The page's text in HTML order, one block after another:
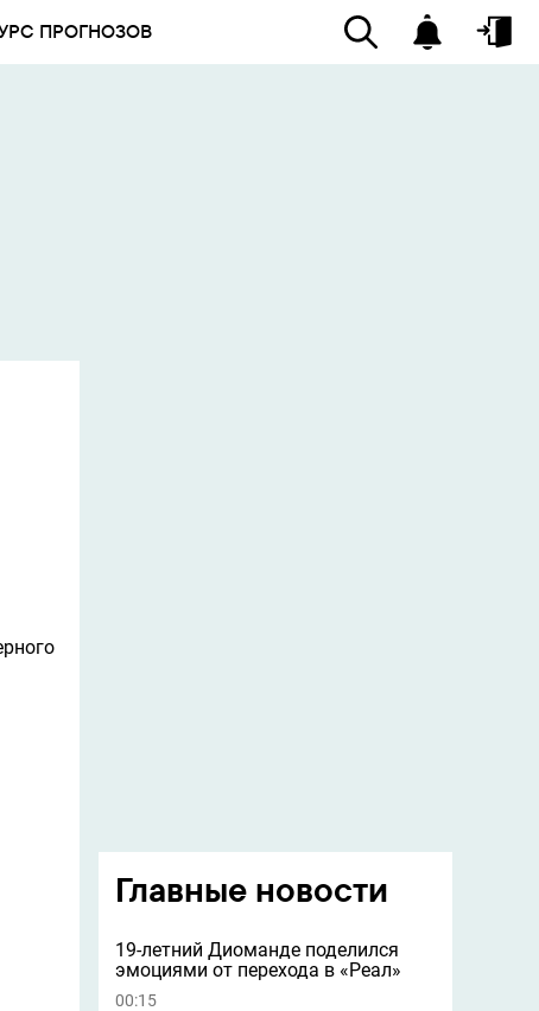
ПРОГНОЗОВ
Главные новости
19-летний Диоманде поделился
эмоциями от перехода в «Реал»
00:15